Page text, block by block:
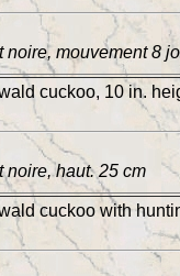
noire, mouvement 8
cuckoo, 10 in.
noire, haut. 25 cm
cuckoo with